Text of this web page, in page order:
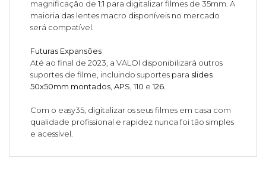
magnificação de 1:1 para digitalizar filmes de 35mm. A
maioria das lentes macro disponíveis no mercado
será compatível.
Futuras Expansões
Até ao final de 2023, a VALOI disponibilizará outros
suportes de filme, incluindo suportes para slides
50x50mm montados ,APS ,110 e126
Com o easy35, digitalizar os seus filmes em casa com
qualidade profissional e rapidez nunca foi tão simples
e acessível.